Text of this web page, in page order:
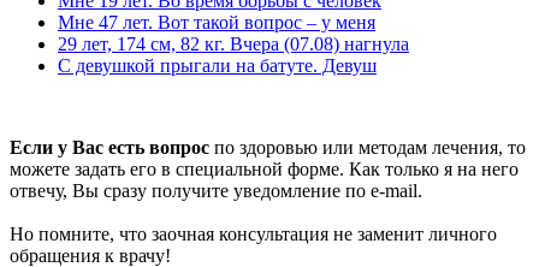
Мне 47 лет. Вот такой вопрос – у меня
29 лет, 174 см, 82 кг. Вчера (07.08) нагнула
С девушкой прыгали на батуте. Девуш
Если у Вас есть вопрос по здоровью или методам лечения, то
можете задать его в специальной форме. Как только я на него
отвечу, Вы сразу получите уведомление по e-mail.
Но помните, что заочная консультация не заменит личного
обращения к врачу!